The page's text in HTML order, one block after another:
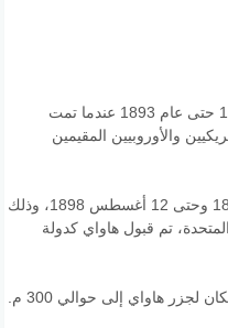
كانت ولاية هاواي ذات سيادة من عام 1810 حتى عام 1893 عندما تمت
والأوروبيين المقيمين
كانت هاواي جمهورية مستقلة منذ عام 1894 وحتى 12 أغسطس 1898، وذلك
تم قبول هاواي كدولة
لجزر هاواي إلى حوالي 300 م.